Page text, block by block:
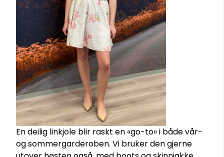
En deilig linkjole blir raskt en «go-to» i både vår-
og sommergarderoben. Vi bruker den gjerne